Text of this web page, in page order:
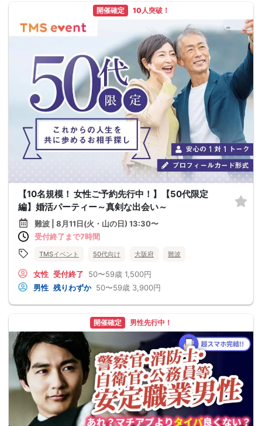
開催確定 10人突破！
【10名規模！ 女性ご予約先行中！】【50代限定
編】婚活パーティー～真剣な出会い～
難波 | 8月11日(火・山の日) 13:30〜
受付終了まで7時間
TMSイベント 50代向け 大阪府 難波
女性 受付終了 50〜59歳 1,500円
男性 残りわずか 50〜59歳 3,900円
開催確定 男性先行中！